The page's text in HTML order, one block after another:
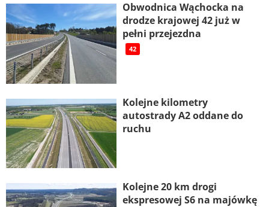
Obwodnica Wąchocka na
drodze krajowej 42 już w
pełni przejezdna
42
Kolejne kilometry
autostrady A2 oddane do
ruchu
Kolejne 20 km drogi
ekspresowej S6 na majówkę